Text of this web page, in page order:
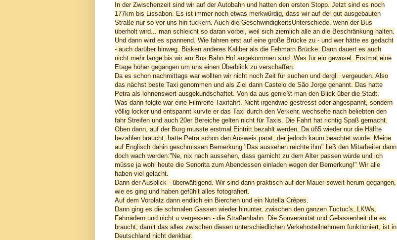
In der Zwischenzeit sind wir auf der Autobahn und hatten den ersten Stopp. Jetzt sind es noch
177km bis Lissabon. Es ist immer noch etwas merkwürdig, dass wir auf der gut ausgebauten
Straße nur so vor uns hin tuckern. Auch die GeschwindigkeitsUnterschiede, wenn der Bus
überholt wird... man schleicht so daran vorbei, weil sich ziemlich alle an die Beschränkung halten.
Und dann wird es spannend. Wie fahren erst auf eine große Brücke zu - und wer hätte es gedacht
- auch darüber hinweg. Bisken anderes Kaliber als die Fehmarn Brücke. Dann dauert es auch
nicht mehr lange bis wir am Bus Bahn Hof angekommen sind. Was für ein gewusel. Erstmal eine
Etage höher gegangen um uns einen Überblick zu verschaffen.
Da es schon nachmittags war wollten wir nicht noch Zeit für suchen und dergl. vergeuden. Also
das nächst beste Taxi genommen und als Ziel dann Castelo de São Jorge genannt. Das hatte
Petra als lohnenswert ausgekundschaftet. Von da aus genießt man den Blick über die Stadt.
Was dann folgte war eine Filmreife Taxifahrt. Nicht irgendwie gestresst oder angespannt, sondern
völlig locker und entspannt kurvte er das Taxi durch den Verkehr, wechselte nach beliebten den
fahr Streifen und auch 20er Bereiche gelten nicht für Taxis. Die Fahrt hat richtig Spaß gemacht.
Oben dann, auf der Burg musste erstmal Eintritt bezahlt werden. Da ü65 wieder nur die Hälfte
bezahlen braucht, hatte Petra schon den Ausweis parat, der jedoch kaum beachtet wurde. Meine
auf Englisch dahin geschmissen Bemerkung "Das aussehen reichte ihm" ließ den Mitarbeiter dann
doch wach werden:"Ne, nix nach aussehen, dass garnicht zu dem Alter passen würde und ich
müsse ja wohl heute die Senorita zum Abendessen einladen wegen der Bemerkung!" Wir alle
haben viel gelacht.
Dann der Ausblick - überwältigend. Wir sind dann praktisch auf der Mauer soweit herum gegangen,
wie es ging und haben gefühlt alles fotografiert.
Auf dem Vorplatz dann endlich ein Bierchen und ein Nutella Crêpes.
Dann ging es die schmalen Gassen wieder hinunter, zwischen den ganzen Tuctuc's, LKWs,
Fahrrädern und nicht u vergessen - die Straßenbahn. Die Souveränität und Gelassenheit die es
braucht, damit das alles zwischen diesen unterschiedlichen Verkehrsteilnehmern funktioniert, ist in
Deutschland nicht denkbar.